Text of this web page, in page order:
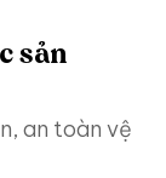
sản
an toàn vệ